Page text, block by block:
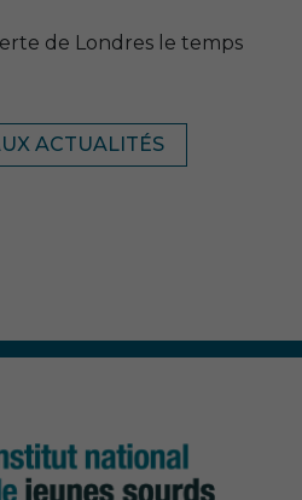
de Londres le temps
ACTUALITÉS